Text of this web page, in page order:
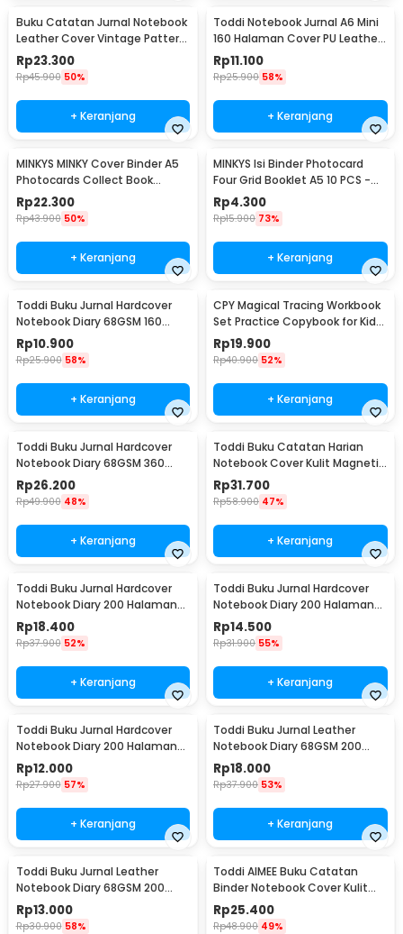
Buku Catatan Jurnal Notebook
Leather Cover Vintage Pattern
- CW-64
Rp23.300
Rp45.900 50%
+ Keranjang
Toddi Notebook Jurnal A6 Mini
160 Halaman Cover PU Leather
Premium - CW-32
Rp11.100
Rp25.900 58%
+ Keranjang
MINKYS MINKY Cover Binder A5
Photocards Collect Book
Postcard Holder - 2021
Rp22.300
Rp43.900 50%
+ Keranjang
MINKYS Isi Binder Photocard
Four Grid Booklet A5 10 PCS -
A2021
Rp4.300
Rp15.900 73%
+ Keranjang
Toddi Buku Jurnal Hardcover
Notebook Diary 68GSM 160
Halaman Lined - CW-74
Rp10.900
Rp25.900 58%
+ Keranjang
CPY Magical Tracing Workbook
Set Practice Copybook for Kids
- 001
Rp19.900
Rp40.900 52%
+ Keranjang
Toddi Buku Jurnal Hardcover
Notebook Diary 68GSM 360
Halaman Lined - CW-05
Rp26.200
Rp49.900 48%
+ Keranjang
Toddi Buku Catatan Harian
Notebook Cover Kulit Magnetic
Buckle - CW-04
Rp31.700
Rp58.900 47%
+ Keranjang
Toddi Buku Jurnal Hardcover
Notebook Diary 200 Halaman
Lined A5 - CW-38
Rp18.400
Rp37.900 52%
+ Keranjang
Toddi Buku Jurnal Hardcover
Notebook Diary 200 Halaman
Lined A6 - CW-38
Rp14.500
Rp31.900 55%
+ Keranjang
Toddi Buku Jurnal Hardcover
Notebook Diary 200 Halaman
Lined A7 - CW-38
Rp12.000
Rp27.900 57%
+ Keranjang
Toddi Buku Jurnal Leather
Notebook Diary 68GSM 200
Halaman Lined A5 - CW-50
Rp18.000
Rp37.900 53%
+ Keranjang
Toddi Buku Jurnal Leather
Notebook Diary 68GSM 200
Halaman Lined A6 - CW-50
Rp13.000
Rp30.900 58%
Toddi AIMEE Buku Catatan
Binder Notebook Cover Kulit
Vintage Maple A5 - ZB-16
Rp25.400
Rp48.900 49%